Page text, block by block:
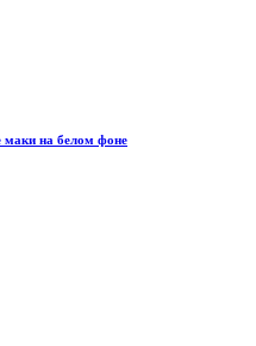
маки на белом фоне